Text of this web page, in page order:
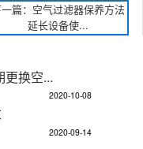
篇：空气过滤器保养方法
延长设备使...
更换空...
2020-10-08
2020-09-14